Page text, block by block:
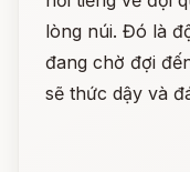
lòng núi. Đó là
đang chờ đợi
sẽ thức dậy và